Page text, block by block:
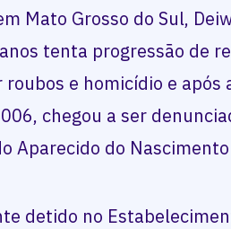
Mato Grosso do Sul,
tenta progressão de
roubos e homicídio e após
chegou a ser
Aparecido do Nascimento
detido no